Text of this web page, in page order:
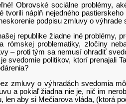
sociálne problémy, aké
náplň nejedného
podpisu zmluvy o
žiadne iné problémy,
rómskej problematiky, zločiny
– proti tým sa nemusí ohradiť
svedomie politikov, ktorí prenajali
o výhradách svedomia
a pokiaľ žiadna nie je, nič im
len aby si Mečiarova vláda, (ktorá